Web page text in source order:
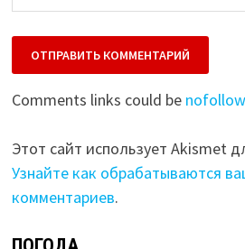
Comments links could be
Этот сайт использует Akismet
Узнайте как обрабатываются
комментариев.